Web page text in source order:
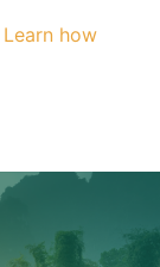
Learn how